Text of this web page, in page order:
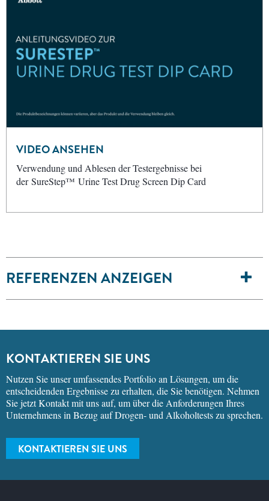
VIDEO ANSEHEN
Verwendung und Ablesen der Testergebnisse bei
der SureStep™ Urine Test Drug Screen Dip Card
REFERENZEN ANZEIGEN
KONTAKTIEREN SIE UNS
Nutzen Sie unser umfassendes Portfolio an Lösungen, um die
entscheidenden Ergebnisse zu erhalten, die Sie benötigen. Nehmen
Sie jetzt Kontakt mit uns auf, um über die Anforderungen Ihres
Unternehmens in Bezug auf Drogen- und Alkoholtests zu sprechen.
KONTAKTIEREN SIE UNS